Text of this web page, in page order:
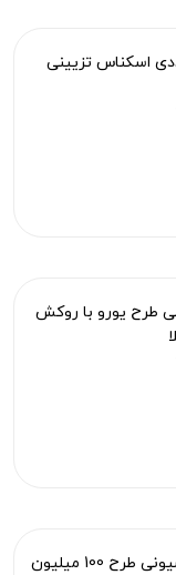
7 عددی اسکناس تزیینی
طرح یورو با روکش
اسکناس کلکسیونی طرح 100 میلیون